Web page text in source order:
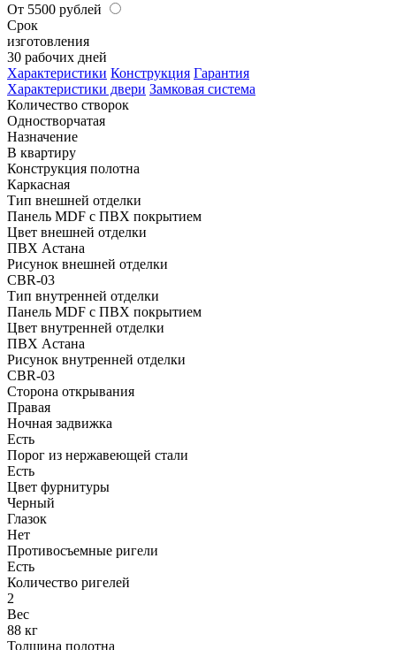
От 5500 рублей
Срок
изготовления
30 рабочих дней
Характеристики Конструкция Гарантия
Характеристики двери Замковая система
Количество створок
Одностворчатая
Назначение
В квартиру
Конструкция полотна
Каркасная
Тип внешней отделки
Панель MDF с ПВХ покрытием
Цвет внешней отделки
ПВХ Астана
Рисунок внешней отделки
CBR-03
Тип внутренней отделки
Панель MDF с ПВХ покрытием
Цвет внутренней отделки
ПВХ Астана
Рисунок внутренней отделки
CBR-03
Сторона открывания
Правая
Ночная задвижка
Есть
Порог из нержавеющей стали
Есть
Цвет фурнитуры
Черный
Глазок
Нет
Противосъемные ригели
Есть
Количество ригелей
2
Вес
88 кг
Толщина полотна